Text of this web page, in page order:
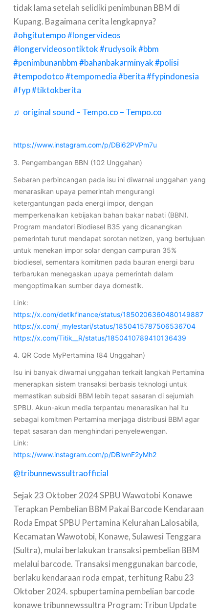
tidak lama setelah selidiki penimbunan BBM di
Kupang. Bagaimana cerita lengkapnya?
#ohgitutempo#longervideos
#longervideosontiktok#rudysoik#bbm
#penimbunanbbm#bahanbakarminyak#polisi
#tempodotco#tempomedia#berita#fypindonesia
#fyp#tiktokberita
♬ original sound – Tempo.co – Tempo.co
https://www.instagram.com/p/DBi62PVPm7u
3. Pengembangan BBN (102 Unggahan)
Sebaran perbincangan pada isu ini diwarnai unggahan yang
menarasikan upaya pemerintah mengurangi
ketergantungan pada energi impor, dengan
memperkenalkan kebijakan bahan bakar nabati (BBN).
Program mandatori Biodiesel B35 yang dicanangkan
pemerintah turut mendapat sorotan netizen, yang bertujuan
untuk menekan impor solar dengan campuran 35%
biodiesel, sementara komitmen pada bauran energi baru
terbarukan menegaskan upaya pemerintah dalam
mengoptimalkan sumber daya domestik.
Link:
https://x.com/detikfinance/status/1850206360480149887
https://x.com/_mylestari/status/1850415787506536704
https://x.com/Titik__R/status/1850410789410136439
4. QR Code MyPertamina (84 Unggahan)
Isu ini banyak diwarnai unggahan terkait langkah Pertamina
menerapkan sistem transaksi berbasis teknologi untuk
memastikan subsidi BBM lebih tepat sasaran di sejumlah
SPBU. Akun-akun media terpantau menarasikan hal itu
sebagai komitmen Pertamina menjaga distribusi BBM agar
tepat sasaran dan menghindari penyelewengan.
Link:
https://www.instagram.com/p/DBlwnF2yMh2
@tribunnewssultraofficial
Sejak 23 Oktober 2024 SPBU Wawotobi Konawe
Terapkan Pembelian BBM Pakai Barcode Kendaraan
Roda Empat SPBU Pertamina Kelurahan Lalosabila,
Kecamatan Wawotobi, Konawe, Sulawesi Tenggara
(Sultra), mulai berlakukan transaksi pembelian BBM
melalui barcode. Transaksi menggunakan barcode,
berlaku kendaraan roda empat, terhitung Rabu 23
Oktober 2024. spbupertamina pembelian barcode
konawe tribunnewssultra Program: Tribun Update